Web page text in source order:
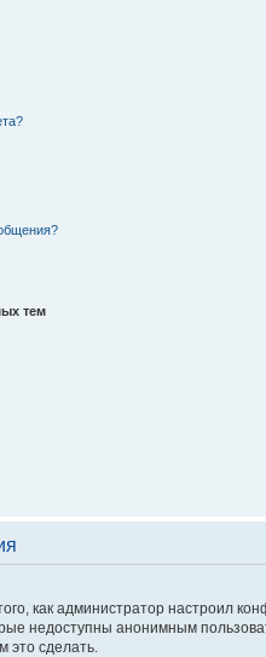
тем
как администратор настроил
недоступны анонимным
это сделать.